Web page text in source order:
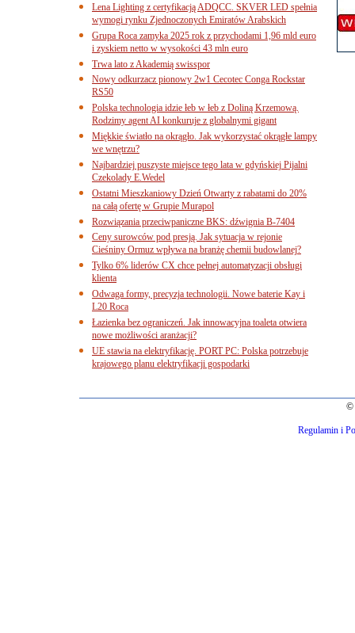
Lena Lighting z certyfikacją ADQCC. SKVER LED spełnia
wymogi rynku Zjednoczonych Emiratów Arabskich
Grupa Roca zamyka 2025 rok z przychodami 1,96 mld euro
i zyskiem netto w wysokości 43 mln euro
Trwa lato z Akademią swisspor
Nowy odkurzacz pionowy 2w1 Cecotec Conga Rockstar
RS50
Polska technologia idzie łeb w łeb z Doliną Krzemową.
Rodzimy agent AI konkuruje z globalnymi gigant
Miękkie światło na okrągło. Jak wykorzystać okrągłe lampy
we wnętrzu?
Najbardziej puszyste miejsce tego lata w gdyńskiej Pijalni
Czekolady E.Wedel
Ostatni Mieszkaniowy Dzień Otwarty z rabatami do 20%
na całą ofertę w Grupie Murapol
Rozwiązania przeciwpaniczne BKS: dźwignia B-7404
Ceny surowców pod presją. Jak sytuacja w rejonie
Cieśniny Ormuz wpływa na branżę chemii budowlanej?
Tylko 6% liderów CX chce pełnej automatyzacji obsługi
klienta
Odwaga formy, precyzja technologii. Nowe baterie Kay i
L20 Roca
Łazienka bez ograniczeń. Jak innowacyjna toaleta otwiera
nowe możliwości aranżacji?
UE stawia na elektryfikację. PORT PC: Polska potrzebuje
krajowego planu elektryfikacji gospodarki
©
Regulamin i